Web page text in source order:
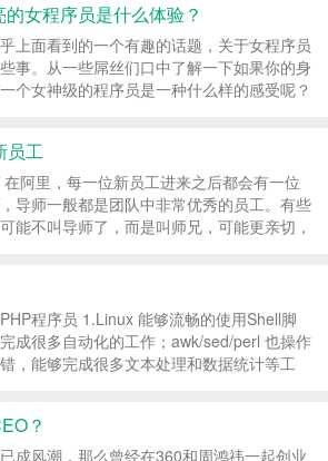
，经历过很不错的面试，很专业的面试，也
一些BT和令...
女程序员是什么体验？
上面看到的一个有趣的话题，关于女程序员
事。从一些屌丝们口中了解一下如果你的身
个女神级的程序员是一种什么样的感受呢？
用很多高科技IT产品，然后智商很高，愿意
...
员工
在阿里，每一位新员工进来之后都会有一位
导师一般都是团队中非常优秀的员工。有些
能不叫导师了，而是叫师兄，可能更亲切，
主他...
程序员 1.Linux 能够流畅的使用Shell脚
成很多自动化的工作；awk/sed/perl 也操作
，能够完成很多文本处理和数据统计等工
Redis/Sph...
？
成风潮，那么曾经在360和周鸿祎一起创业